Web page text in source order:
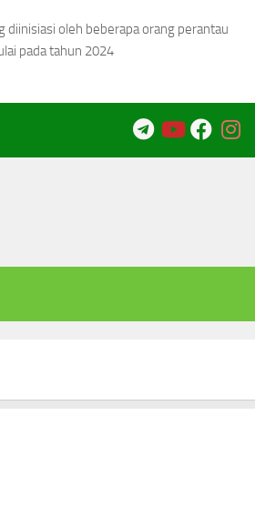
diinisiasi oleh beberapa orang perantau
pada tahun 2024